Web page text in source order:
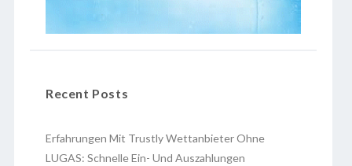
Recent Posts
Erfahrungen Mit Trustly Wettanbieter Ohne
LUGAS: Schnelle Ein- Und Auszahlungen